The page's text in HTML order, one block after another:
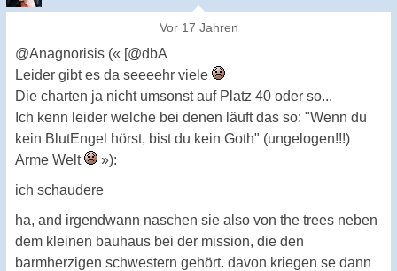
Vor 17 Jahren
@Anagnorisis (« [@dbA
Leider gibt es da seeeehr viele
Die charten ja nicht umsonst auf Platz 40 oder so...
Ich kenn leider welche bei denen läuft das so: "Wenn du
kein BlutEngel hörst, bist du kein Goth" (ungelogen!!!)
Arme Welt
»):
ich schaudere
ha, and irgendwann naschen sie also von the trees neben
dem kleinen bauhaus bei der mission, die den
barmherzigen schwestern gehört. davon kriegen se dann